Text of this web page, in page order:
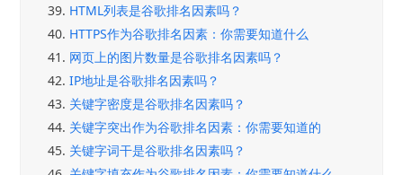
39. HTML列表是谷歌排名因素吗？
40. HTTPS作为谷歌排名因素：你需要知道什么
41. 网页上的图片数量是谷歌排名因素吗？
42. IP地址是谷歌排名因素吗？
43. 关键字密度是谷歌排名因素吗？
44. 关键字突出作为谷歌排名因素：你需要知道的
45. 关键字词干是谷歌排名因素吗？